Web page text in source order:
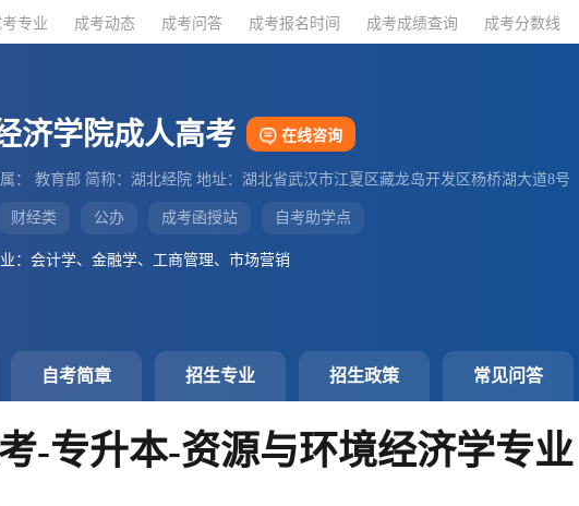
考专业 成考动态 成考问答 成考报名时间 成考成绩查询 成考分数线
济学院成人高考 在线咨询
： 教育部 简称：湖北经院 地址：湖北省武汉市江夏区藏龙岛开发区杨桥湖大道8号
财经类 公办 成考函授站 自考助学点
：会计学、金融学、工商管理、市场营销
自考简章 招生专业 招生政策 常见问答
-专升本-资源与环境经济学专业
考专业 成考动态 成考问答 成考报名时间 成考成绩查询 成考分数线